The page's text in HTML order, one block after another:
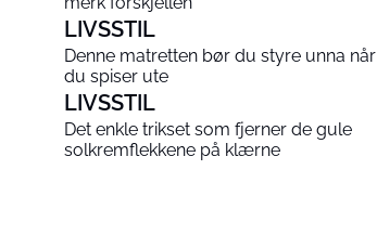
LIVSSTIL
Denne matretten bør du styre unna når
du spiser ute
LIVSSTIL
Det enkle trikset som fjerner de gule
solkremflekkene på klærne